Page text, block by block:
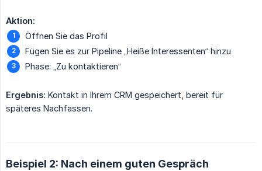
Aktion:
Öffnen Sie das Profil
Fügen Sie es zur Pipeline „Heiße Interessenten“ hinzu
Phase: „Zu kontaktieren“
Ergebnis: Kontakt in Ihrem CRM gespeichert, bereit für
späteres Nachfassen.
Beispiel 2: Nach einem guten Gespräch